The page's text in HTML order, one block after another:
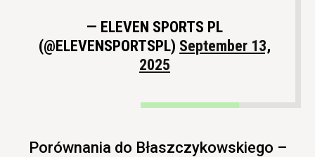
— ELEVEN SPORTS PL
(@ELEVENSPORTSPL) September 13,
2025
Porównania do Błaszczykowskiego –